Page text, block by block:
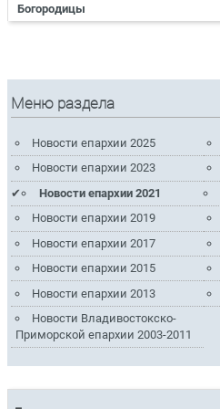
Богородицы
Меню раздела
Новости епархии 2025
Новости епархии 2023
Новости епархии 2021
Новости епархии 2019
Новости епархии 2017
Новости епархии 2015
Новости епархии 2013
Новости Владивостокско-
Приморской епархии 2003-2011